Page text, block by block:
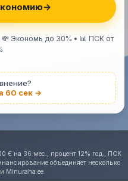
→
💸 Экономь до 30% • 📊 ПСК от
60 сек →
€ на 36 мес., процент 12% год., ПСК
объединяет несколько
Minuraha.ee.